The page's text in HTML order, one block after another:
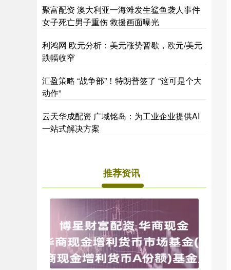
聚富配资 澳大利亚一海滩发生鲨鱼袭人事件
女子死亡男子重伤 救援画面曝光
利鸿网 欧元分析：美元涨势暂歇，欧元/美元
跌幅收窄
汇盈策略 “战争部”！特朗普签了 “这可是个大
动作”
云天华成配资 广域铭岛：为工业企业提供AI
一站式解决方案
推荐资讯